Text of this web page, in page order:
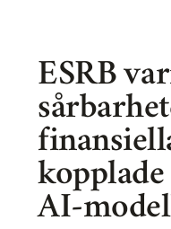
ESRB
AI-